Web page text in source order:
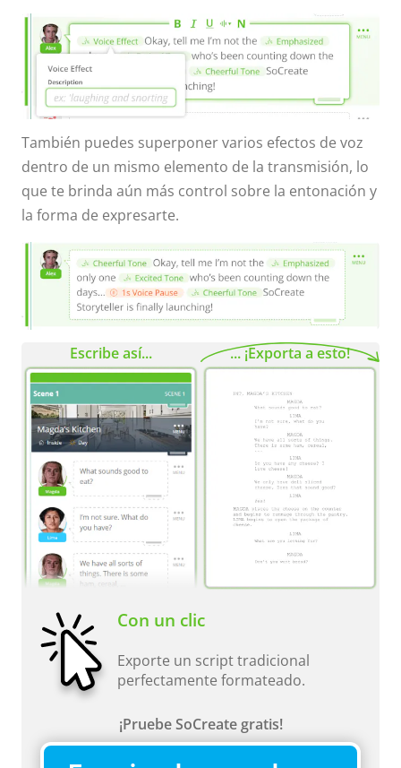
También puedes superponer varios efectos de voz
dentro de un mismo elemento de la transmisión, lo
que te brinda aún más control sobre la entonación y
la forma de expresarte.
Con un clic
Exporte un script tradicional
perfectamente formateado.
¡Pruebe SoCreate gratis!
Escribe así... ... ¡Exporta a esto!